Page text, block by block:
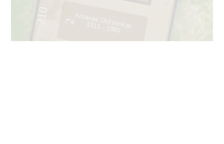
210 2Antanas Diržininkas
1911 - 1980